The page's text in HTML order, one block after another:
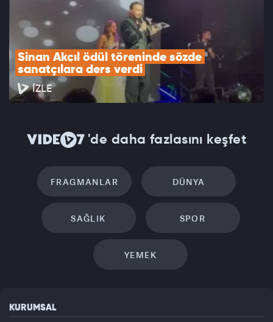
Sinan Akçıl ödül töreninde sözde
sanatçılara ders verdi
İZLE
'de daha fazlasını keşfet
FRAGMANLAR DÜNYA
SAĞLIK SPOR
YEMEK
KURUMSAL